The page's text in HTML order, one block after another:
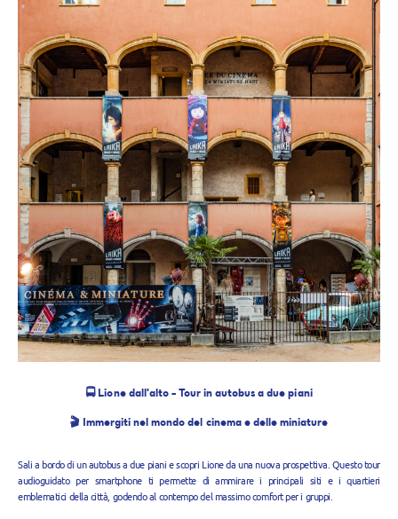
🚍 Lione dall'alto – Tour in autobus a due piani
🎬 Immergiti nel mondo del cinema e delle miniature
Sali a bordo di un autobus a due piani e scopri Lione da una nuova prospettiva. Questo tour
audioguidato per smartphone ti permette di ammirare i principali siti e i quartieri
emblematici della città, godendo al contempo del massimo comfort per i gruppi.